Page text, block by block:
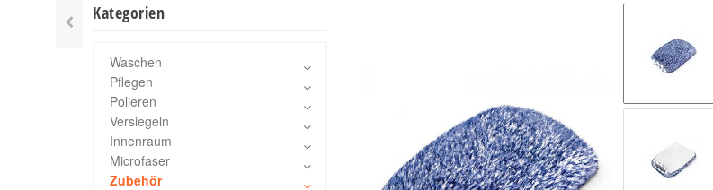
Kategorien
Waschen
Pflegen
Polieren
Versiegeln
Innenraum
Microfaser
Zubehör